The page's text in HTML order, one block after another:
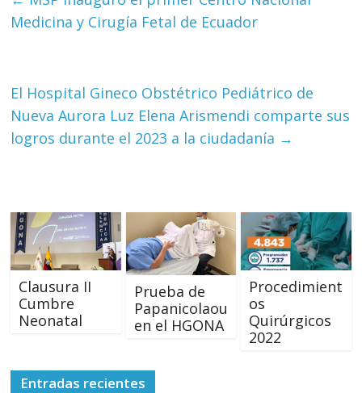
Medicina y Cirugía Fetal de Ecuador
El Hospital Gineco Obstétrico Pediátrico de
Nueva Aurora Luz Elena Arismendi comparte sus
logros durante el 2023 a la ciudadanía →
Clausura II
Cumbre
Neonatal
Prueba de
Papanicolaou
en el HGONA
Procedimient
os
Quirúrgicos
2022
Entradas recientes